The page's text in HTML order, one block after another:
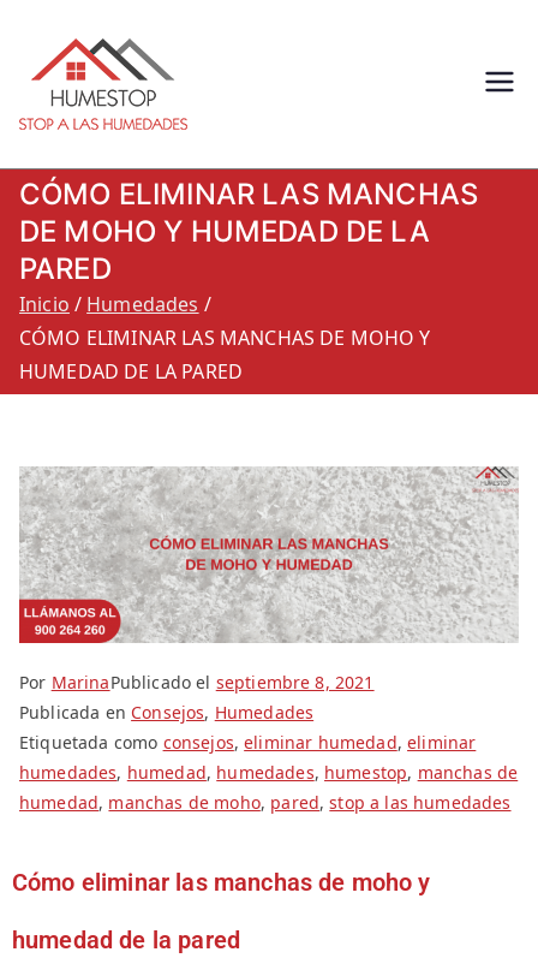
Stop a las
humedades.
900 264 260
capilaridad, filtracion o
condensacion: Humestop
CÓMO ELIMINAR LAS MANCHAS
DE MOHO Y HUMEDAD DE LA
PARED
Inicio
Humedades
CÓMO ELIMINAR LAS MANCHAS DE MOHO Y
HUMEDAD DE LA PARED
Por MarinaPublicado el septiembre 8, 2021
Publicada en Consejos, Humedades
Etiquetada como consejos,eliminar humedad,eliminar
humedades, humedad, humedades, humestop, manchas de
humedad, manchas de moho, pared,stop a las humedades
Cómo eliminar las manchas de moho y
humedad de la pared